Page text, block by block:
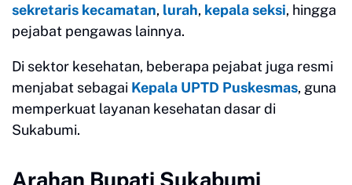
sekretaris kecamatan, lurah, kepala seksi, hingga
pejabat pengawas lainnya.
Di sektor kesehatan, beberapa pejabat juga resmi
menjabat sebagai Kepala UPTD Puskesmas, guna
memperkuat layanan kesehatan dasar di
Sukabumi.
Arahan Bupati Sukabumi